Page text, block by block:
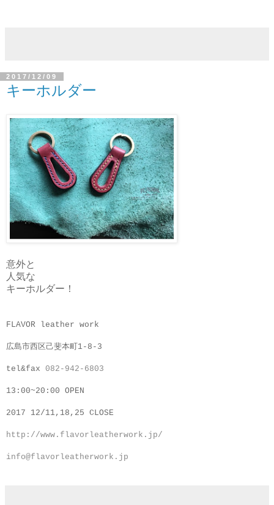
2017/12/09
キーホルダー
意外と
人気な
キーホルダー！
FLAVOR leather work
広島市西区己斐本町1-8-3
tel&fax 082-942-6803
13:00~20:00 OPEN
2017 12/11,18,25 CLOSE
http://www.flavorleatherwork.jp/
info@flavorleatherwork.jp